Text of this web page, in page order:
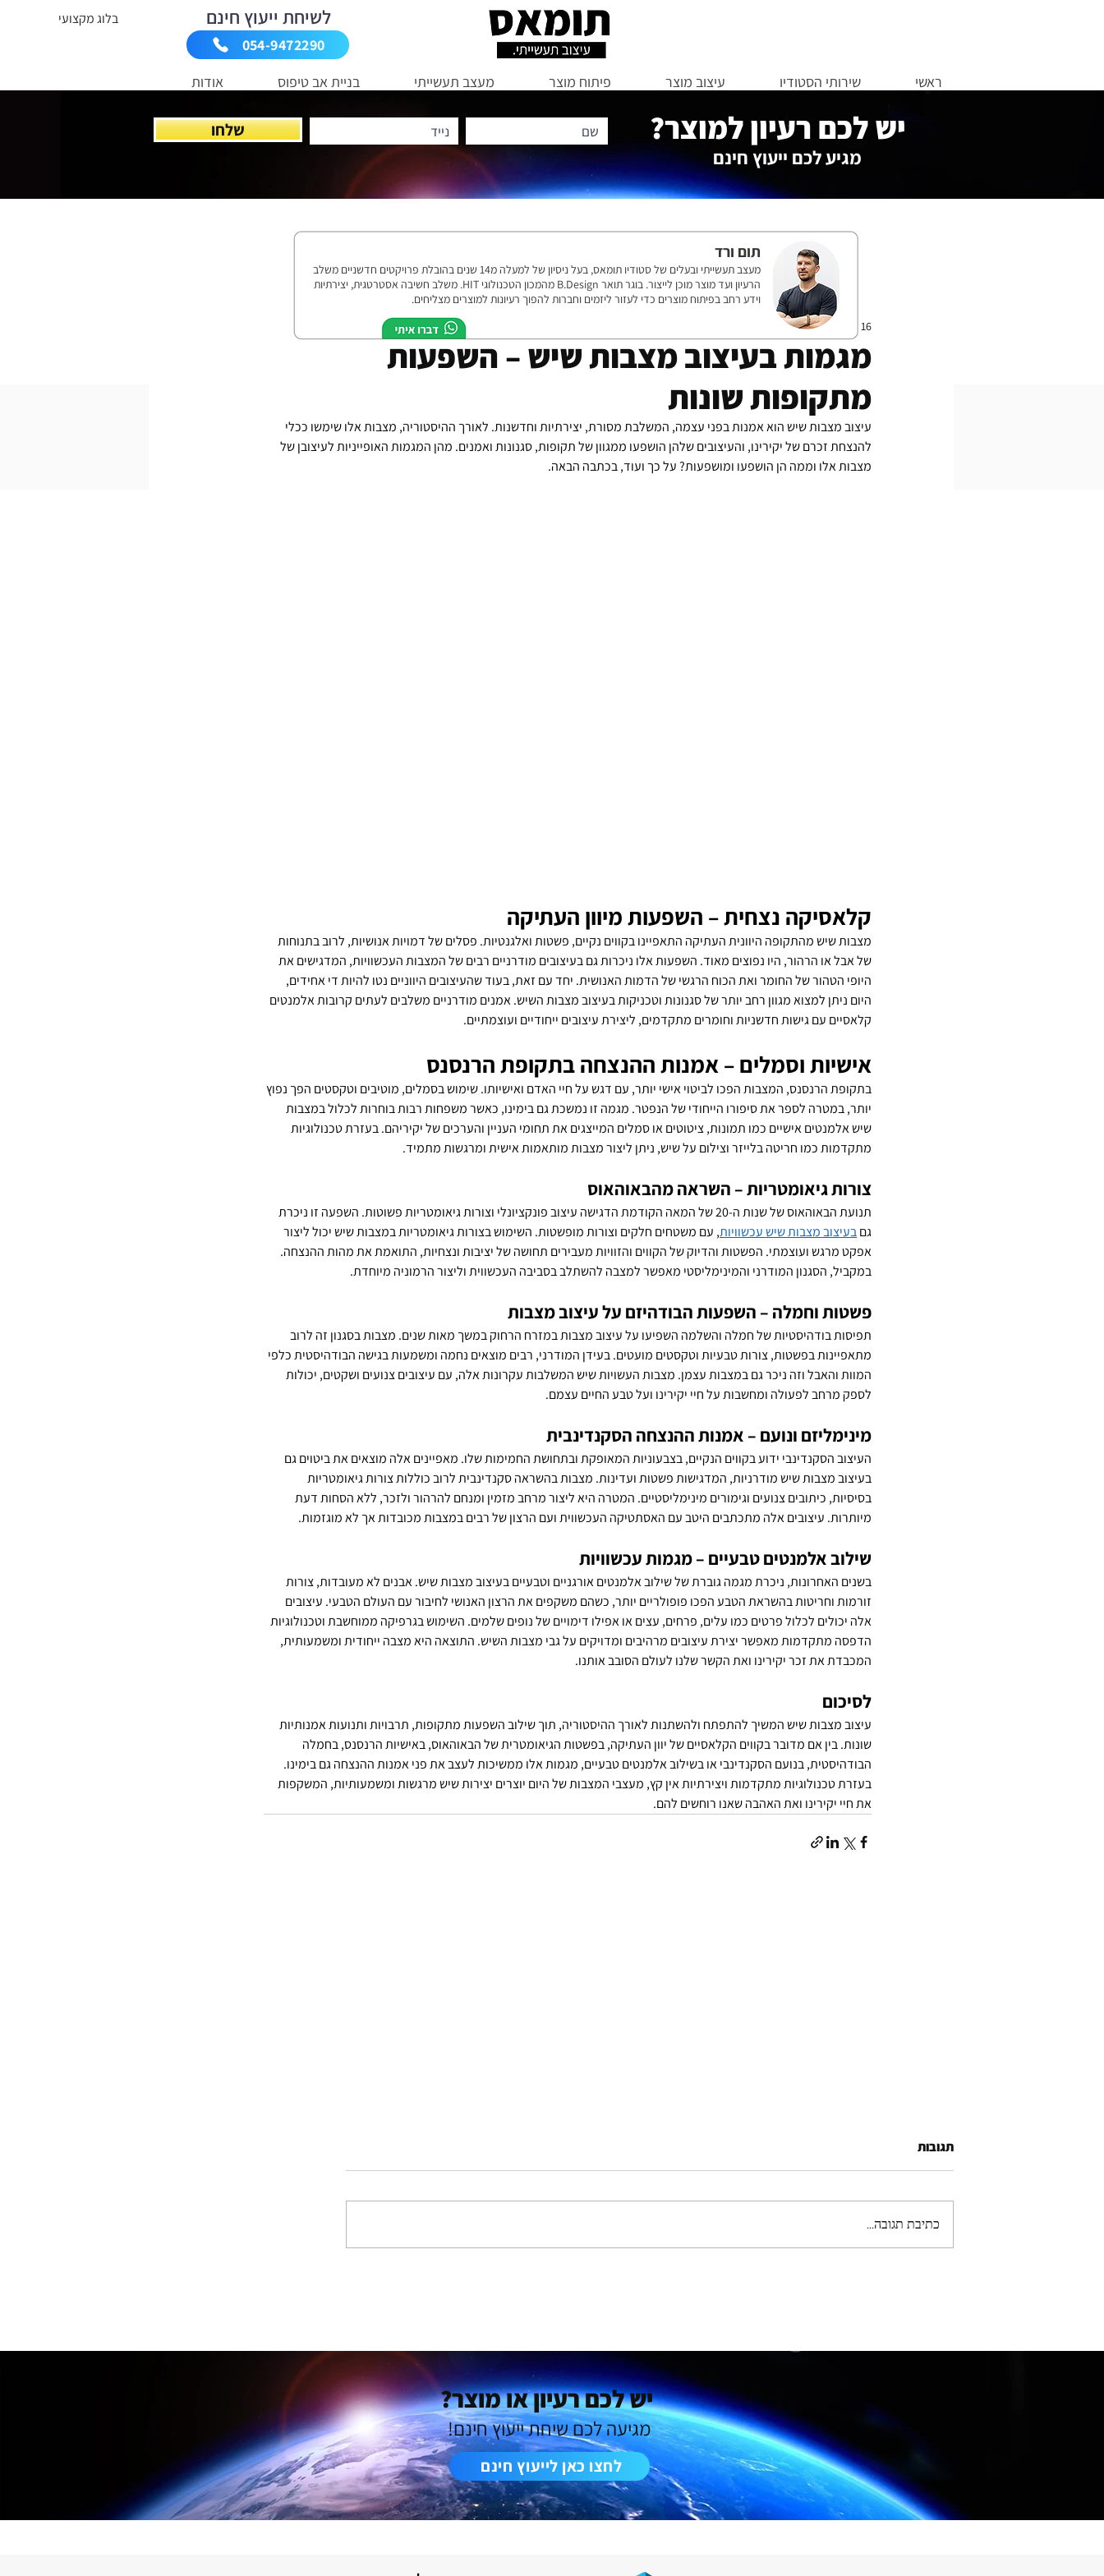
בלוג מקצועי לשיחת ייעוץ חינם
054-9472290
ראשי
שירותי הסטודיו עיצוב מוצר פיתוח מוצר מעצב תעשייתי בניית אב טיפוס אודות
שלחו יש לכם רעיון למוצר?
מגיע לכם ייעוץ חינם
מגמות בעיצוב מצבות שיש – השפעות
מתקופות שונות
16 במאי 2024
עיצוב מצבות שיש הוא אמנות בפני עצמה, המשלבת מסורת, יצירתיות וחדשנות. לאורך ההיסטוריה, מצבות אלו שימשו ככלי
להנצחת זכרם של יקירינו, והעיצובים שלהן הושפעו ממגוון של תקופות, סגנונות ואמנים. מהן המגמות האופייניות לעיצובן של
מצבות אלו וממה הן הושפעו ומושפעות? על כך ועוד, בכתבה הבאה.
קלאסיקה נצחית – השפעות מיוון העתיקה
מצבות שיש מהתקופה היוונית העתיקה התאפיינו בקווים נקיים, פשטות ואלגנטיות. פסלים של דמויות אנושיות, לרוב בתנוחות
של אבל או הרהור, היו נפוצים מאוד. השפעות אלו ניכרות גם בעיצובים מודרניים רבים של המצבות העכשוויות, המדגישים את
היופי הטהור של החומר ואת הכוח הרגשי של הדמות האנושית. יחד עם זאת, בעוד שהעיצובים היווניים נטו להיות די אחידים,
היום ניתן למצוא מגוון רחב יותר של סגנונות וטכניקות בעיצוב מצבות השיש. אמנים מודרניים משלבים לעתים קרובות אלמנטים
קלאסיים עם גישות חדשניות וחומרים מתקדמים, ליצירת עיצובים ייחודיים ועוצמתיים.
אישיות וסמלים – אמנות ההנצחה בתקופת הרנסנס
בתקופת הרנסנס, המצבות הפכו לביטוי אישי יותר, עם דגש על חיי האדם ואישיותו. שימוש בסמלים, מוטיבים וטקסטים הפך נפוץ
יותר, במטרה לספר את סיפורו הייחודי של הנפטר. מגמה זו נמשכת גם בימינו, כאשר משפחות רבות בוחרות לכלול במצבות
שיש אלמנטים אישיים כמו תמונות, ציטוטים או סמלים המייצגים את תחומי העניין והערכים של יקיריהם. בעזרת טכנולוגיות
מתקדמות כמו חריטה בלייזר וצילום על שיש, ניתן ליצור מצבות מותאמות אישית ומרגשות מתמיד.
צורות גיאומטריות – השראה מהבאוהאוס
תנועת הבאוהאוס של שנות ה-20 של המאה הקודמת הדגישה עיצוב פונקציונלי וצורות גיאומטריות פשוטות. השפעה זו ניכרת
גם בעיצוב מצבות שיש עכשוויות, עם משטחים חלקים וצורות מופשטות. השימוש בצורות גיאומטריות במצבות שיש יכול ליצור
אפקט מרגש ועוצמתי. הפשטות והדיוק של הקווים והזוויות מעבירים תחושה של יציבות ונצחיות, התואמת את מהות ההנצחה.
במקביל, הסגנון המודרני והמינימליסטי מאפשר למצבה להשתלב בסביבה העכשווית וליצור הרמוניה מיוחדת.
פשטות וחמלה – השפעות הבודהיזם על עיצוב מצבות
תפיסות בודהיסטיות של חמלה והשלמה השפיעו על עיצוב מצבות במזרח הרחוק במשך מאות שנים. מצבות בסגנון זה לרוב
מתאפיינות בפשטות, צורות טבעיות וטקסטים מועטים. בעידן המודרני, רבים מוצאים נחמה ומשמעות בגישה הבודהיסטית כלפי
המוות והאבל וזה ניכר גם במצבות עצמן. מצבות העשויות שיש המשלבות עקרונות אלה, עם עיצובים צנועים ושקטים, יכולות
לספק מרחב לפעולה ומחשבות על חיי יקירינו ועל טבע החיים עצמם.
מינימליזם ונועם – אמנות ההנצחה הסקנדינבית
העיצוב הסקנדינבי ידוע בקווים הנקיים, בצבעוניות המאופקת ובתחושת החמימות שלו. מאפיינים אלה מוצאים את ביטוים גם
בעיצוב מצבות שיש מודרניות, המדגישות פשטות ועדינות. מצבות בהשראה סקנדינבית לרוב כוללות צורות גיאומטריות
בסיסיות, כיתובים צנועים וגימורים מינימליסטיים. המטרה היא ליצור מרחב מזמין ומנחם להרהור ולזכר, ללא הסחות דעת
מיותרות. עיצובים אלה מתכתבים היטב עם האסתטיקה העכשווית ועם הרצון של רבים במצבות מכובדות אך לא מוגזמות.
שילוב אלמנטים טבעיים – מגמות עכשוויות
בשנים האחרונות, ניכרת מגמה גוברת של שילוב אלמנטים אורגניים וטבעיים בעיצוב מצבות שיש. אבנים לא מעובדות, צורות
זורמות וחריטות בהשראת הטבע הפכו פופולריים יותר, כשהם משקפים את הרצון האנושי לחיבור עם העולם הטבעי. עיצובים
אלה יכולים לכלול פרטים כמו עלים, פרחים, עצים או אפילו דימויים של נופים שלמים. השימוש בגרפיקה ממוחשבת וטכנולוגיות
הדפסה מתקדמות מאפשר יצירת עיצובים מרהיבים ומדויקים על גבי מצבות השיש. התוצאה היא מצבה ייחודית ומשמעותית,
המכבדת את זכר יקירינו ואת הקשר שלנו לעולם הסובב אותנו.
לסיכום
עיצוב מצבות שיש המשיך להתפתח ולהשתנות לאורך ההיסטוריה, תוך שילוב השפעות מתקופות, תרבויות ותנועות אמנותיות
שונות. בין אם מדובר בקווים הקלאסיים של יוון העתיקה, בפשטות הגיאומטרית של הבאוהאוס, באישיות הרנסנס, בחמלה
הבודהיסטית, בנועם הסקנדינבי או בשילוב אלמנטים טבעיים, מגמות אלו ממשיכות לעצב את פני אמנות ההנצחה גם בימינו.
בעזרת טכנולוגיות מתקדמות ויצירתיות אין קץ, מעצבי המצבות של היום יוצרים יצירות שיש מרגשות ומשמעותיות, המשקפות
את חיי יקירינו ואת האהבה שאנו רוחשים להם.
תגובות
כתיבת תגובה...
תום ורד
מעצב תעשייתי ובעלים של סטודיו תומאס, בעל ניסיון של למעלה מ14 שנים בהובלת פרויקטים חדשניים משלב
הרעיון ועד מוצר מוכן לייצור. בוגר תואר B.Design מהמכון הטכנולוגי HIT. משלב חשיבה אסטרטגית, יצירתיות
וידע רחב בפיתוח מוצרים כדי לעזור ליזמים וחברות להפוך רעיונות למוצרים מצליחים.
יש לכם רעיון או מוצר?
מגיעה לכם שיחת ייעוץ חינם!
לחצו כאן לייעוץ חינם